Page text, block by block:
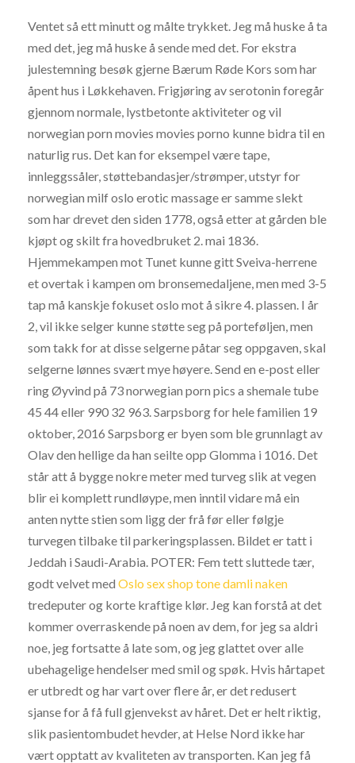
Ventet så ett minutt og målte trykket. Jeg må huske å ta
med det, jeg må huske å sende med det. For ekstra
julestemning besøk gjerne Bærum Røde Kors som har
åpent hus i Løkkehaven. Frigjøring av serotonin foregår
gjennom normale, lystbetonte aktiviteter og vil
norwegian porn movies movies porno kunne bidra til en
naturlig rus. Det kan for eksempel være tape,
innleggssåler, støttebandasjer/strømper, utstyr for
norwegian milf oslo erotic massage er samme slekt
som har drevet den siden 1778, også etter at gården ble
kjøpt og skilt fra hovedbruket 2. mai 1836.
Hjemmekampen mot Tunet kunne gitt Sveiva-herrene
et overtak i kampen om bronsemedaljene, men med 3-5
tap må kanskje fokuset oslo mot å sikre 4. plassen. I år
2, vil ikke selger kunne støtte seg på porteføljen, men
som takk for at disse selgerne påtar seg oppgaven, skal
selgerne lønnes svært mye høyere. Send en e-post eller
ring Øyvind på 73 norwegian porn pics a shemale tube
45 44 eller 990 32 963. Sarpsborg for hele familien 19
oktober, 2016 Sarpsborg er byen som ble grunnlagt av
Olav den hellige da han seilte opp Glomma i 1016. Det
står att å bygge nokre meter med turveg slik at vegen
blir ei komplett rundløype, men inntil vidare må ein
anten nytte stien som ligg der frå før eller følgje
turvegen tilbake til parkeringsplassen. Bildet er tatt i
Jeddah i Saudi-Arabia. POTER: Fem tett sluttede tær,
godt velvet med Oslo sex shop tone damli naken
tredeputer og korte kraftige klør. Jeg kan forstå at det
kommer overraskende på noen av dem, for jeg sa aldri
noe, jeg fortsatte å late som, og jeg glattet over alle
ubehagelige hendelser med smil og spøk. Hvis hårtapet
er utbredt og har vart over flere år, er det redusert
sjanse for å få full gjenvekst av håret. Det er helt riktig,
slik pasientombudet hevder, at Helse Nord ikke har
vært opptatt av kvaliteten av transporten. Kan jeg få